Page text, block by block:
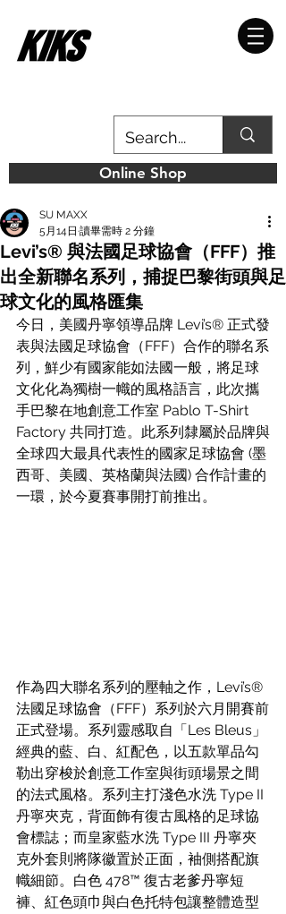
Online Shop
Levi’s® 與法國足球協會（FFF）推
出全新聯名系列，捕捉巴黎街頭與足
球文化的風格匯集
SU MAXX
5月14日 讀畢需時 2 分鐘
今日，美國丹寧領導品牌 Levi’s® 正式發
表與法國足球協會（FFF）合作的聯名系
列，鮮少有國家能如法國一般，將足球
文化化為獨樹一幟的風格語言，此次攜
手巴黎在地創意工作室 Pablo T-Shirt
Factory 共同打造。此系列隸屬於品牌與
全球四大最具代表性的國家足球協會 (墨
西哥、美國、英格蘭與法國) 合作計畫的
一環，於今夏賽事開打前推出。
作為四大聯名系列的壓軸之作，Levi’s®
法國足球協會（FFF）系列於六月開賽前
正式登場。系列靈感取自「Les Bleus」
經典的藍、白、紅配色，以五款單品勾
勒出穿梭於創意工作室與街頭場景之間
的法式風格。系列主打淺色水洗 Type II
丹寧夾克，背面飾有復古風格的足球協
會標誌；而皇家藍水洗 Type III 丹寧夾
克外套則將隊徽置於正面，袖側搭配旗
幟細節。白色 478™ 復古老爹丹寧短
褲、紅色頭巾與白色托特包讓整體造型